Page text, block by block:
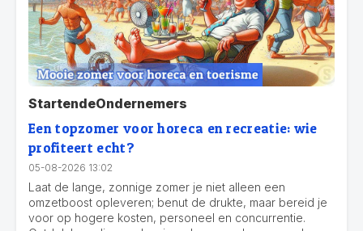
StartendeOndernemers
Een topzomer voor horeca en recreatie: wie
profiteert echt?
05-08-2026 13:02
Laat de lange, zonnige zomer je niet alleen een
omzetboost opleveren; benut de drukte, maar bereid je
voor op hogere kosten, personeel en concurrentie.